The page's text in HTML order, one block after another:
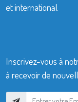
et international.
Inscrivez-vous à
à recevoir de